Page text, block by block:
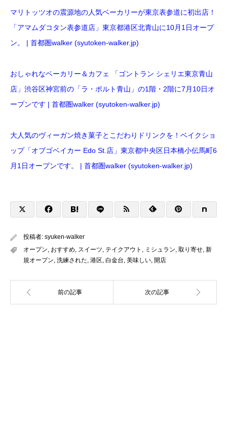
マリトッツオの震源地の人気ベーカリーが東京表参道に初出店！
「アマムダコタン表参道店」東京都港区北青山に10月1日オープ
ン。 | 首都圏walker (syutoken-walker.jp)
おしゃれなベーカリー＆カフェ 「ゴントラン シェリエ東京⻘山
店」渋谷区神宮前の「ラ・ポルト青山」の1階・2階に7月10日オ
ープンです | 首都圏walker (syutoken-walker.jp)
大人気のヴィーガン焼き菓子とこだわりドリンクを！ベイクショ
ップ「オブゴベイカー Edo St.店」東京都中央区日本橋小伝馬町6
月1日オープンです。 | 首都圏walker (syutoken-walker.jp)
投稿者: syuken-walker
オープン おすすめ スイーツ テイクアウト ミシュラン 取り寄せ 新
規オープン 洗練された 港区 白金台 美味しい 開店